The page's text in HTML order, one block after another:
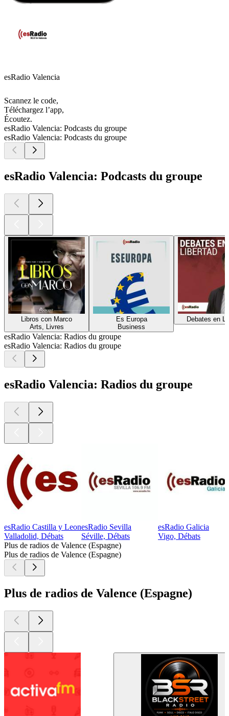
esRadio Valencia
Scannez le code,
Téléchargez l’app,
Écoutez.
esRadio Valencia: Podcasts du groupe
esRadio Valencia: Podcasts du groupe
esRadio Valencia: Podcasts du groupe
Libros con Marco
Arts, Livres
Es Europa
Business
Debates en
esRadio Valencia: Radios du groupe
esRadio Valencia: Radios du groupe
esRadio Valencia: Radios du groupe
esRadio Castilla y Leon
Valladolid, Débats
esRadio Sevilla
Séville, Débats
esRadio Galicia
Vigo, Débats
Plus de radios de Valence (Espagne)
Plus de radios de Valence (Espagne)
Plus de radios de Valence (Espagne)